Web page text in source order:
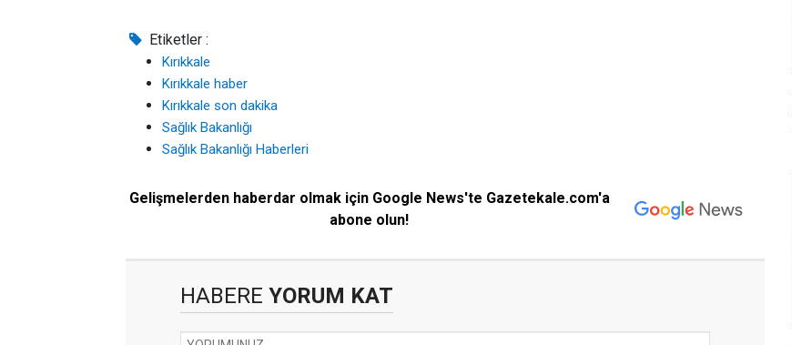
Etiketler :
Kırıkkale
Kırıkkale haber
Kırıkkale son dakika
Sağlık Bakanlığı
Sağlık Bakanlığı Haberleri
Gelişmelerden haberdar olmak için Google News'te Gazetekale.com'a
abone olun!
HABERE YORUM KAT